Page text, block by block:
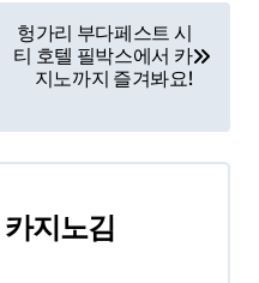
헝가리 부다페스트 시
티 호텔 필박스에서 카
지노까지 즐겨봐요!
카지노김